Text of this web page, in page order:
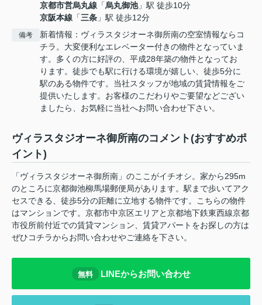
京都市営烏丸線 「烏丸御池」駅 徒歩10分
京阪本線 「三条 」駅 徒歩12分
備考
新着情報：ヴィラスタジオーネ御所南の空室情報ならコ
チラ。大変便利なエレベーター付きの物件となっていま
す。多くの方に好評の、平成28年築の物件となってお
ります。徒歩でも駅に行ける環境が嬉しい、徒歩5分に
駅のある物件です。当社スタッフが地域の賃貸情報をご
提供いたします。お客様のこだわりやご要望などござい
ましたら、お気軽に当社へお問い合わせ下さい。
ヴィラスタジオーネ御所南のコメント(おすすめポ
イント)
「ヴィラスタジオーネ御所南」のここがイチオシ。家から295m
のところに京都御池柳馬場郵便局があります。駅まで歩いてアク
セスできる、徒歩5分の距離に立地する物件です。こちらの物件
はマンションです。京都市中京区エリアと京都地下鉄東西線京都
市役所前付近での賃貸マンション、賃貸アパートをお探しの方は
ぜひコチラからお問い合わせやご連絡を下さい。
無料 LINEからお問い合わせ